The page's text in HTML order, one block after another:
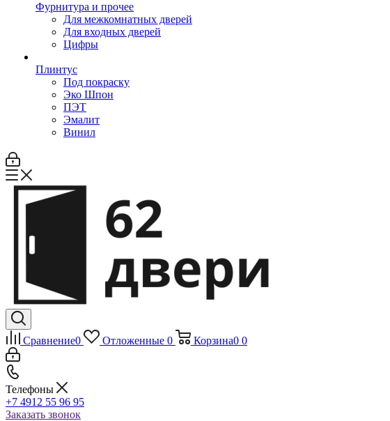
Фурнитура и прочее
Для межкомнатных дверей
Для входных дверей
Цифры
Плинтус
Под покраску
Эко Шпон
ПЭТ
Эмалит
Винил
Сравнение0 Отложенные 0 Корзина0 0
Телефоны
+7 4912 55 96 95
Заказать звонок